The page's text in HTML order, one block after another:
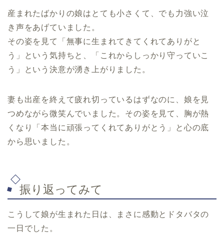
産まれたばかりの娘はとても小さくて、でも力強い泣
き声をあげていました。
その姿を見て「無事に生まれてきてくれてありがと
う」という気持ちと、「これからしっかり守っていこ
う」という決意が湧き上がりました。
妻も出産を終えて疲れ切っているはずなのに、娘を見
つめながら微笑んでいました。その姿を見て、胸が熱
くなり「本当に頑張ってくれてありがとう」と心の底
から思いました。
振り返ってみて
こうして娘が生まれた日は、まさに感動とドタバタの
一日でした。